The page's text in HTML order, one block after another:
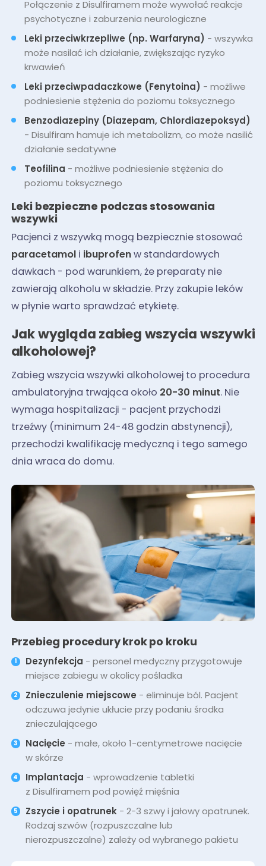
Połączenie z Disulfiramem może wywołać reakcje
psychotyczne i zaburzenia neurologiczne
Leki przeciwkrzepliwe (np. Warfaryna) - wszywka
może nasilać ich działanie, zwiększając ryzyko
krwawień
Leki przeciwpadaczkowe (Fenytoina) - możliwe
podniesienie stężenia do poziomu toksycznego
Benzodiazepiny (Diazepam, Chlordiazepoksyd)
- Disulfiram hamuje ich metabolizm, co może nasilić
działanie sedatywne
Teofilina - możliwe podniesienie stężenia do
poziomu toksycznego
Leki bezpieczne podczas stosowania
wszywki
Pacjenci z wszywką mogą bezpiecznie stosować
paracetamoli ibuprofenw standardowych
dawkach - pod warunkiem, że preparaty nie
zawierają alkoholu w składzie. Przy zakupie leków
w płynie warto sprawdzać etykietę.
Jak wygląda zabieg wszycia wszywki
alkoholowej?
Zabieg wszycia wszywki alkoholowej to procedura
ambulatoryjna trwająca około 20-30 minut. Nie
wymaga hospitalizacji - pacjent przychodzi
trzeźwy (minimum 24-48 godzin abstynencji),
przechodzi kwalifikację medyczną i tego samego
dnia wraca do domu.
Przebieg procedury krok po kroku
Dezynfekcja - personel medyczny przygotowuje
miejsce zabiegu w okolicy pośladka
Znieczulenie miejscowe - eliminuje ból. Pacjent
odczuwa jedynie ukłucie przy podaniu środka
znieczulającego
Nacięcie - małe, około 1-centymetrowe nacięcie
w skórze
Implantacja - wprowadzenie tabletki
z Disulfiramem pod powięź mięśnia
Zszycie i opatrunek - 2-3 szwy i jałowy opatrunek.
Rodzaj szwów (rozpuszczalne lub
nierozpuszczalne) zależy od wybranego pakietu